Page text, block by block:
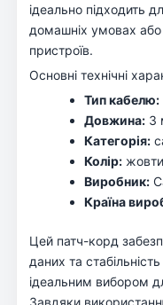
ідеально підходить
домашніх умовах або
пристроїв.
Основні технічні
Тип кабелю:
Довжина: 3
Категорія:
Колір:
Виробник:
Країна
Цей патч-корд
даних та
ідеальним вибором
Завдяки